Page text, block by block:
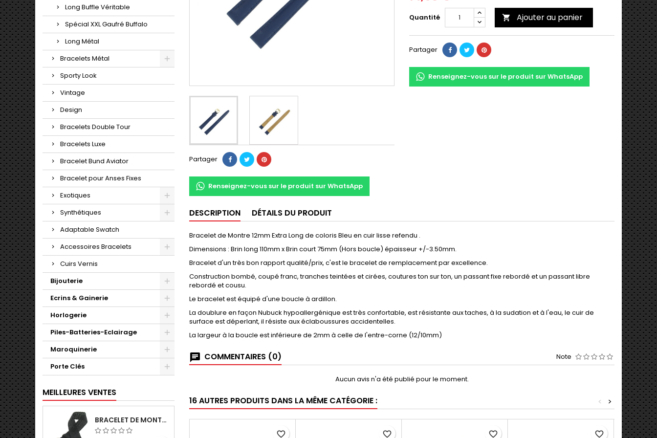
Long Buffle Véritable
Spécial XXL Gaufré Buffalo
Long Métal
Bracelets Métal
Sporty Look
Vintage
Design
Bracelets Double Tour
Bracelets Luxe
Bracelet Bund Aviator
Bracelet pour Anses Fixes
Exotiques
Synthétiques
Adaptable Swatch
Accessoires Bracelets
Cuirs Vernis
Bijouterie
Ecrins & Gainerie
Horlogerie
Piles-Batteries-Eclairage
Maroquinerie
Porte Clés
MEILLEURES VENTES
BRACELET DE MONTRE 16MM NOIR PERLON EN NYLON TRESSÉ FABRICATION ARTISANALE
Partager
Renseignez-vous sur le produit sur WhatsApp
Quantité  Ajouter au panier
Partager
Renseignez-vous sur le produit sur WhatsApp
DESCRIPTION DÉTAILS DU PRODUIT
Bracelet de Montre 12mm Extra Long de coloris Bleu en cuir lisse refendu .
Dimensions : Brin long 110mm x Brin court 75mm (Hors boucle) épaisseur +/-3.50mm.
Bracelet d'un très bon rapport qualité/prix, c'est le bracelet de remplacement par excellence.
Construction bombé, coupé franc, tranches teintées et cirées, coutures ton sur ton, un passant fixe rebordé et un passant libre
rebordé et cousu.
Le bracelet est équipé d'une boucle à ardillon.
La doublure en façon Nubuck hypoallergénique est très confortable, est résistante aux taches, à la sudation et à l'eau, le cuir de
surface est déperlant, il résiste aux éclaboussures accidentelles.
La largeur à la boucle est inférieure de 2mm à celle de l'entre-corne (12/10mm)
COMMENTAIRES (0) Note
Aucun avis n'a été publié pour le moment.
16 AUTRES PRODUITS DANS LA MÊME CATÉGORIE : >
<
favorite_border favorite_border favorite_border favorite_border